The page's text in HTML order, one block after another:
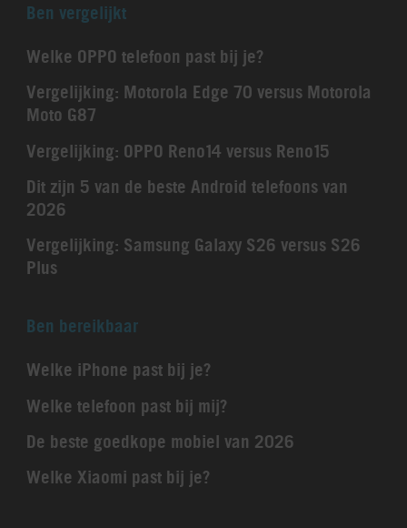
Ben vergelijkt
Welke OPPO telefoon past bij je?
Vergelijking: Motorola Edge 70 versus Motorola
Moto G87
Vergelijking: OPPO Reno14 versus Reno15
Dit zijn 5 van de beste Android telefoons van
2026
Vergelijking: Samsung Galaxy S26 versus S26
Plus
Ben bereikbaar
Welke iPhone past bij je?
Welke telefoon past bij mij?
De beste goedkope mobiel van 2026
Welke Xiaomi past bij je?